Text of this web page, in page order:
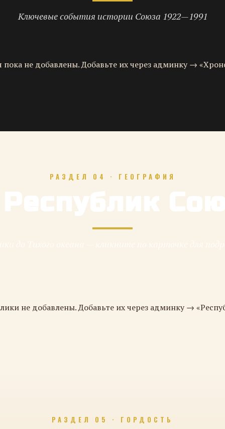
Ключевые события истории Союза 1922—1991
пока не добавлены. Добавьте их через админку →
РАЗДЕЛ 04 · ГЕОГРАФИЯ
Республик
не добавлены. Добавьте их через админку →
РАЗДЕЛ 05 · ГОРДОСТЬ